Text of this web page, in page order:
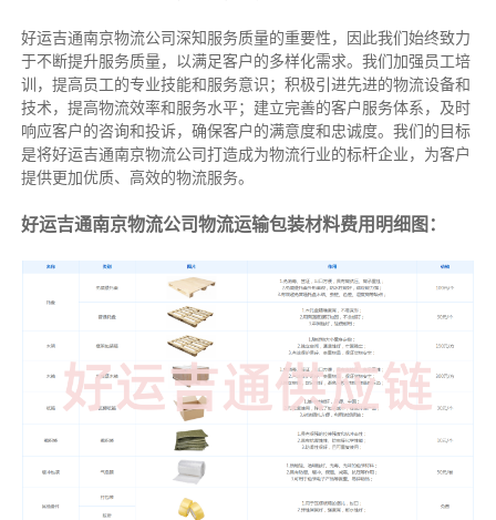
好运吉通南京物流公司深知服务质量的重要性，因此我们始终致力
于不断提升服务质量，以满足客户的多样化需求。我们加强员工培
训，提高员工的专业技能和服务意识；积极引进先进的物流设备和
技术，提高物流效率和服务水平；建立完善的客户服务体系，及时
响应客户的咨询和投诉，确保客户的满意度和忠诚度。我们的目标
是将好运吉通南京物流公司打造成为物流行业的标杆企业，为客户
提供更加优质、高效的物流服务。
好运吉通南京物流公司物流运输包装材料费用明细图：